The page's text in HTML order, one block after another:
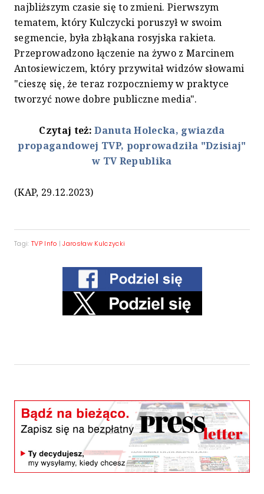
najbliższym czasie się to zmieni. Pierwszym
tematem, który Kulczycki poruszył w swoim
segmencie, była zbłąkana rosyjska rakieta.
Przeprowadzono łączenie na żywo z Marcinem
Antosiewiczem, który przywitał widzów słowami
"cieszę się, że teraz rozpoczniemy w praktyce
tworzyć nowe dobre publiczne media".
Czytaj też:Danuta Holecka, gwiazda
propagandowej TVP, poprowadziła "Dzisiaj"
w TV Republika
(KAP, 29.12.2023)
Tagi: TVP Info |Jarosław Kulczycki